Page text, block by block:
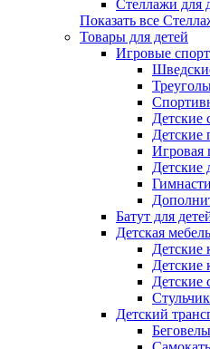
Стеллажи для
Показать все
Товары для детей
Игровые
Детские
Детские
Игровая
Детские
Батут для
Детская мебель
Детские
Детские
Детские
Детский
Беговелы